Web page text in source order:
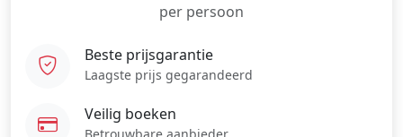
per persoon
Beste prijsgarantie
Laagste prijs gegarandeerd
Veilig boeken